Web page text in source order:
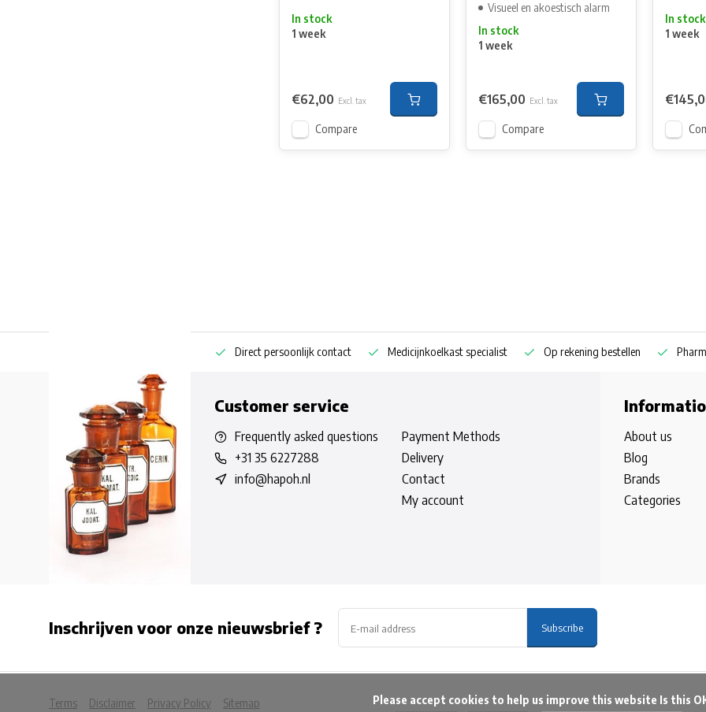
In stock
1 week
€62,00 Excl. tax
Compare
Visueel en akoestisch alarm
In stock
1 week
€165,00 Excl. tax
Compare
In stock
1 week
Direct persoonlijk contact Medicijnkoelkast specialist Op rekening bestellen
Customer service
Frequently asked questions
+31 35 6227288
info@hapoh.nl
Payment Methods
Delivery
Contact
My account
About us
Blog
Brands
Categories
Inschrijven voor onze nieuwsbrief ? Subscribe
Terms Disclaimer Privacy Policy Sitemap